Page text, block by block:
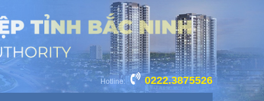
Hotline: 0222.3875526